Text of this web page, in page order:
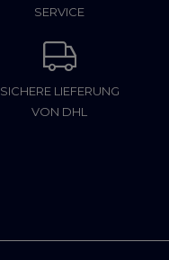
SERVICE
SICHERE LIEFERUNG
VON DHL